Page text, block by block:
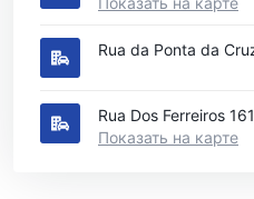
Rua da Ponta da
Rua Dos Ferreiros 161
Показать на карте